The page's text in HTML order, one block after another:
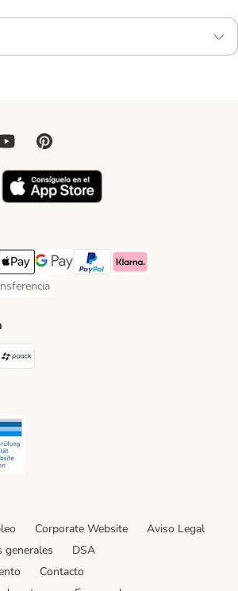
Method
Express Payment Method
Pay Payment Method
Google Pay Payment Method
PayPal Payment Method
Klarna Payment Method
MethodPayment Method
Shipping Method
InPost Shipping Method
Corporate Website
Aviso Legal
generales
DSA
Contacto